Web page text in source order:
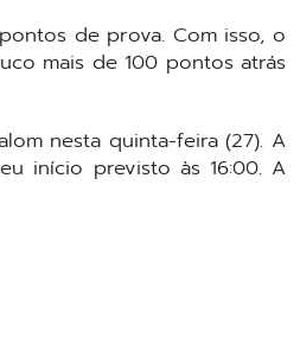
de prova. Com isso, o
mais de 100 pontos atrás
nesta quinta-feira (27). A
início previsto às 16:00. A